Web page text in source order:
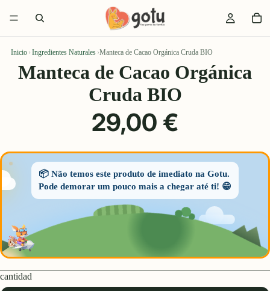
Inicio › Ingredientes Naturales ›Manteca de Cacao Orgánica Cruda BIO
Manteca de Cacao Orgánica
Cruda BIO
29,00 €
📦 Não temos este produto de imediato na Gotu.
Pode demorar um pouco mais a chegar até ti! 😁
cantidad